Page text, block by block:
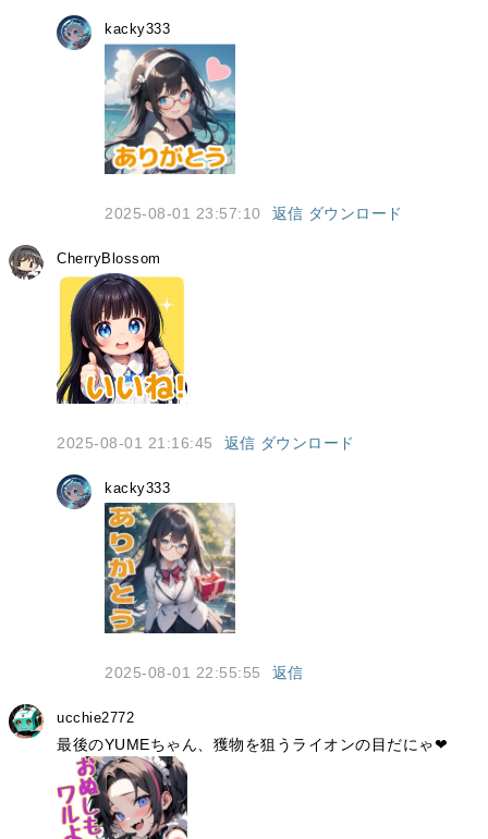
kacky333
2025-08-01 23:57:10 返信 ダウンロード
CherryBlossom
2025-08-01 21:16:45 返信 ダウンロード
kacky333
2025-08-01 22:55:55 返信
ucchie2772
最後のYUMEちゃん、獲物を狙うライオンの目だにゃ❤︎